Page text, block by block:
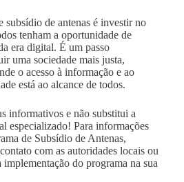
subsídio de antenas é investir no
tenham a oportunidade de
era digital. É um passo
uma sociedade mais justa,
o acesso à informação e ao
está ao alcance de todos.
informativos e não substitui a
especializado! Para informações
de Subsídio de Antenas,
com as autoridades locais ou
implementação do programa na sua